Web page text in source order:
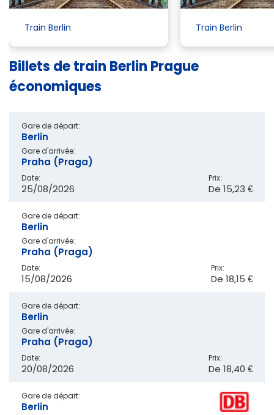
Train Berlin Train Berlin
Billets de train Berlin Prague
économiques
Gare de départ:
Berlin
Gare d'arrivée:
Praha (Praga)
Date:
25/08/2026
Prix:
De 15,23 €
Gare de départ:
Berlin
Gare d'arrivée:
Praha (Praga)
Date:
15/08/2026
Prix:
De 18,15 €
Gare de départ:
Berlin
Gare d'arrivée:
Praha (Praga)
Date:
20/08/2026
Prix:
De 18,40 €
Gare de départ:
Berlin